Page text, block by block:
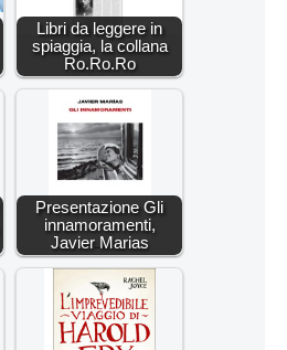
Libri da leggere in
spiaggia, la collana
Ro.Ro.Ro
Presentazione Gli
innamoramenti,
Javier Marias